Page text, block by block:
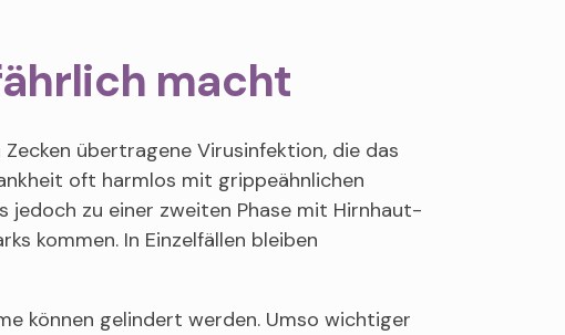
macht
übertragene Virusinfektion, die das
oft harmlos mit grippeähnlichen
jedoch zu einer zweiten Phase mit Hirnhaut-
kommen. In Einzelfällen bleiben
können gelindert werden. Umso wichtiger